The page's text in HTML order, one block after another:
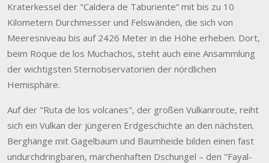
Kraterkessel der "Caldera de Taburiente“ mit bis zu 10
Kilometern Durchmesser und Felswänden, die sich von
Meeresniveau bis auf 2426 Meter in die Höhe erheben. Dort,
beim Roque de los Muchachos, steht auch eine Ansammlung
der wichtigsten Sternobservatorien der nördlichen
Hemisphäre.
Auf der "Ruta de los volcanes", der großen Vulkanroute, reiht
sich ein Vulkan der jüngeren Erdgeschichte an den nächsten.
Berghänge mit Gagelbaum und Baumheide bilden einen fast
undurchdringbaren, märchenhaften Dschungel – den "Fayal-